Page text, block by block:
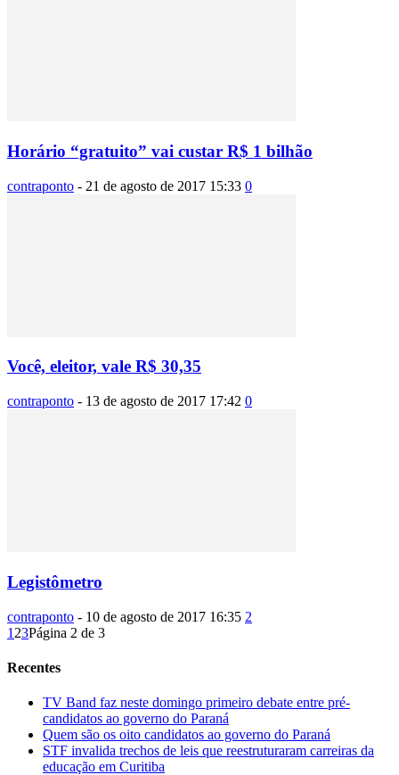
Horário “gratuito” vai custar R$ 1 bilhão
contraponto - 21 de agosto de 2017 15:33 0
Você, eleitor, vale R$ 30,35
contraponto - 13 de agosto de 2017 17:42 0
Legistômetro
contraponto - 10 de agosto de 2017 16:35 2
1 23Página 2 de 3
Recentes
TV Band faz neste domingo primeiro debate entre pré-
candidatos ao governo do Paraná
Quem são os oito candidatos ao governo do Paraná
STF invalida trechos de leis que reestruturaram carreiras da
educação em Curitiba